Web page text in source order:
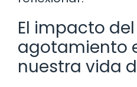
El impacto del
agotamiento
nuestra vida